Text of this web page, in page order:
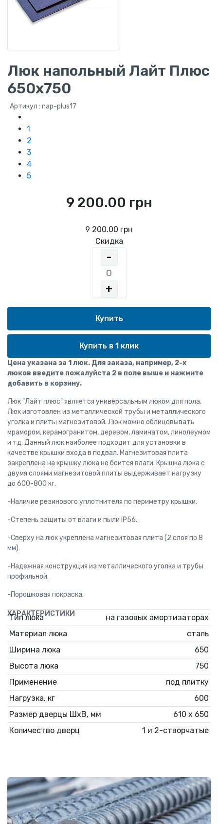
Люк напольный Лайт Плюс
650х750
Артикул : nap-plus17
1
2
3
4
5
9 200.00 грн
9 200.00 грн
Скидка
-
+
Купить в 1 клик
Цена указана за 1 люк. Для заказа, например, 2-х
люков введите пожалуйста 2 в поле выше и нажмите
добавить в корзину.
Люк "Лайт плюс" является универсальным люком для пола.
Люк изготовлен из металлической трубы и металлического
уголка и плиты магнезитовой. Люк можно облицовывать
мрамором, керамогранитом, деревом, ламинатом, линолеумом
и тд. Данный люк наиболее подходит для установки в
качестве крышки входа в подвал. Магнезитовая плита
закреплена на крышку люка не боится влаги. Крышка люка с
двумя слоями магнезитовой плиты выдерживает нагрузку
до 600-800 кг.
-Наличие резинового уплотнителя по периметру крышки.
-Степень защиты от влаги и пыли IP56.
-Сверху на люк укреплена магнезитовая плита (2 слоя по 8
мм).
-Надежная конструкция из металлического уголка и трубы
профильной.
-Порошковая покраска.
ХАРАКТЕРИСТИКИ
Тип люка
на газовых амортизаторах
Материал люка
сталь
Ширина люка
650
Высота люка
750
Применение
под плитку
Нагрузка, кг
600
Размер дверцы ШхВ, мм
610 х 650
Количество дверц
1 и 2-створчатые